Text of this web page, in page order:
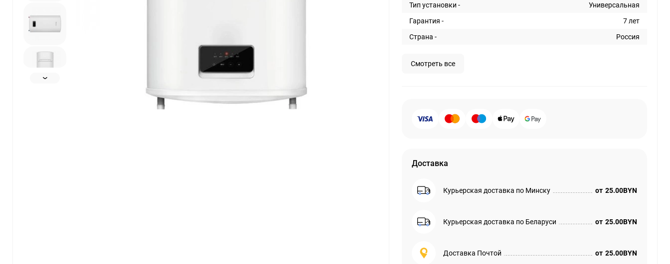
Тип установки -
Универсальная
Гарантия -
7 лет
Страна -
Россия
Смотреть все
Доставка
Курьерская доставка по Минску от 25.00BYN
Курьерская доставка по Беларуси от 25.00BYN
Доставка Почтой от 25.00BYN